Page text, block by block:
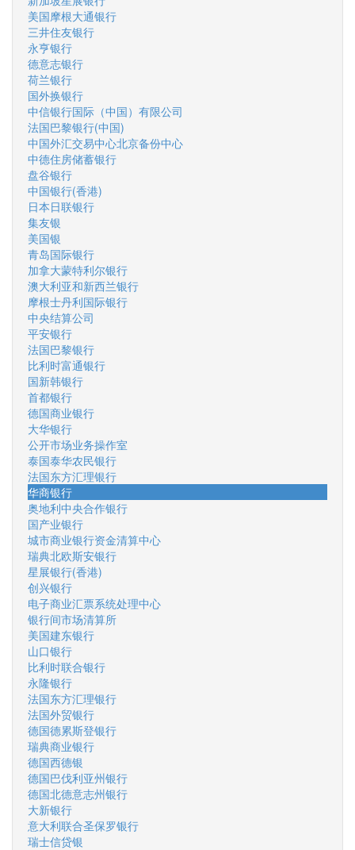
美国摩根大通银行
三井住友银行
永亨银行
德意志银行
荷兰银行
国外换银行
中信银行国际（中国）有限公司
法国巴黎银行(中国)
中国外汇交易中心北京备份中心
中德住房储蓄银行
盘谷银行
中国银行(香港)
日本日联银行
集友银
美国银
青岛国际银行
加拿大蒙特利尔银行
澳大利亚和新西兰银行
摩根士丹利国际银行
中央结算公司
平安银行
法国巴黎银行
比利时富通银行
国新韩银行
首都银行
德国商业银行
大华银行
公开市场业务操作室
泰国泰华农民银行
法国东方汇理银行
华商银行
奥地利中央合作银行
国产业银行
城市商业银行资金清算中心
瑞典北欧斯安银行
星展银行(香港)
创兴银行
电子商业汇票系统处理中心
银行间市场清算所
美国建东银行
山口银行
比利时联合银行
永隆银行
法国东方汇理银行
法国外贸银行
德国德累斯登银行
瑞典商业银行
德国西德银
德国巴伐利亚州银行
德国北德意志州银行
大新银行
意大利联合圣保罗银行
瑞士信贷银